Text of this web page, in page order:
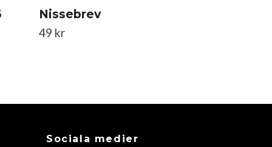
Nissebrev
49 kr
Sociala medier